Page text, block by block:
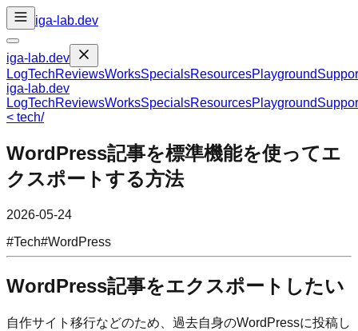
iga-lab.dev
iga-lab.dev
LogTechReviewsWorksSpecialsResourcesPlayground
iga-lab.dev
LogTechReviewsWorksSpecialsResourcesPlayground
< tech/
WordPress記事を標準機能を使ってエ
クスポートする方法
2026-05-24
#Tech#WordPress
WordPress記事をエクスポートしたい
自作サイト移行などのため、過去自身のWordPressに投稿し